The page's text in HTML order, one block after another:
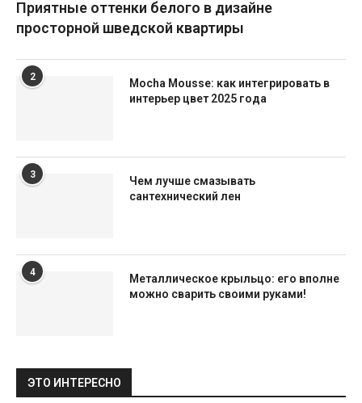
Приятные оттенки белого в дизайне
просторной шведской квартиры
2
Mocha Mousse: как интегрировать в
интерьер цвет 2025 года
3
Чем лучше смазывать
сантехнический лен
4
Металлическое крыльцо: его вполне
можно сварить своими руками!
ЭТО ИНТЕРЕСНО